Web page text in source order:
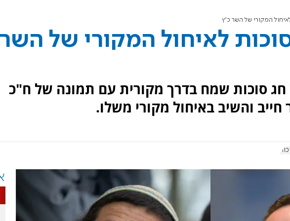
המקורי של השר כ"ץ
לאיחול המקורי של
סוכות שמח בדרך מקורית עם תמונה של ח"כ
והשיב באיחול מקורי משלו.